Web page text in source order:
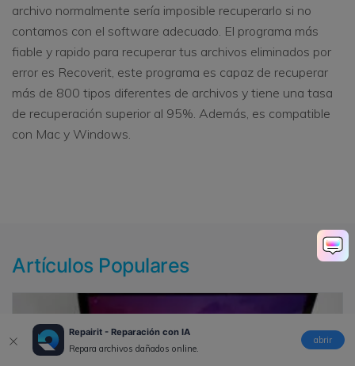
Repairit - Reparación con IA
Repara archivos dañados online.
abrir
archivo normalmente sería imposible recuperarlo si no
contamos con el software adecuado. El programa más
fiable y rapido para recuperar tus archivos eliminados por
error es Recoverit, este programa es capaz de recuperar
más de 800 tipos diferentes de archivos y tiene una tasa
de recuperación superior al 95%. Además, es compatible
con Mac y Windows.
Artículos Populares